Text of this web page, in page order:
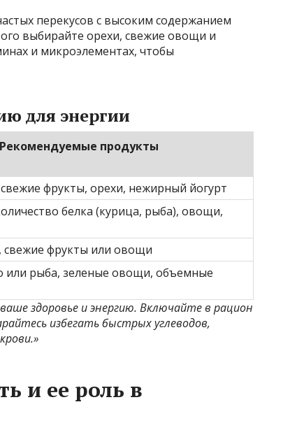
перекусов с высоким содержанием
выбирайте орехи, свежие овощи и
и микроэлементах, чтобы
для энергии
Рекомендуемые продукты
фрукты, орехи, нежирный йогурт
белка (курица, рыба), овощи,
свежие фрукты или овощи
или рыба, зеленые овощи, объемные
здоровье и энергию. Включайте в рацион
избегать быстрых углеводов,
и ее роль в